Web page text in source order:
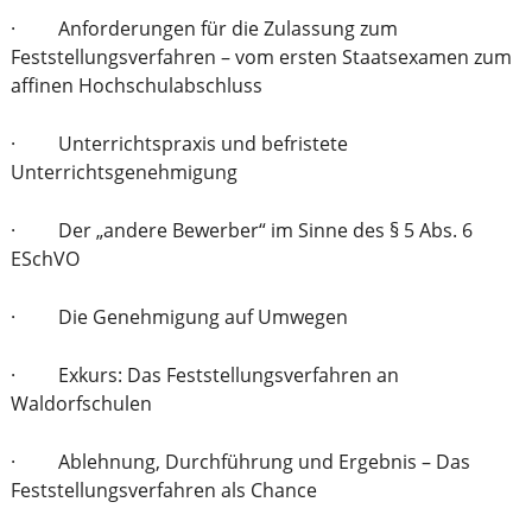
· Anforderungen für die Zulassung zum
Feststellungsverfahren – vom ersten Staatsexamen zum
affinen Hochschulabschluss
· Unterrichtspraxis und befristete
Unterrichtsgenehmigung
· Der „andere Bewerber“ im Sinne des § 5 Abs. 6
ESchVO
· Die Genehmigung auf Umwegen
· Exkurs: Das Feststellungsverfahren an
Waldorfschulen
· Ablehnung, Durchführung und Ergebnis – Das
Feststellungsverfahren als Chance